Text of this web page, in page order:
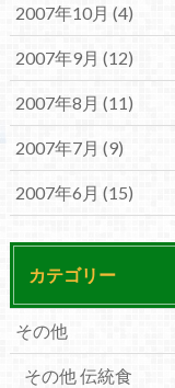
2007年10月 (4)
2007年9月 (12)
2007年8月 (11)
2007年7月 (9)
2007年6月 (15)
カテゴリー
その他
その他 伝統食